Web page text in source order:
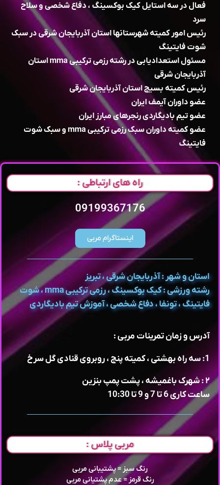
فعال در سه استایل کیک بوکسینگ ، دفاع شخصی و سلاح
سرد
رئیس امور کمیته شهرستانها استان آذربایجان شرقی در سبک
شوت فایتینگ
مسئول استعدادیابی در رشته رزمی ترکیبی mma استان
آذربایجان شرقی
رئیس کمیته بسیج استان آذربایجان شرقی
عضو داوران آیمف ایران
عضو تیم بادیگاردی رنجرهای مبارز ایران
عضو کمیته داوران سبک رزمی ترکیبی mma و سبک شوت
فایتینگ
راه های ارتباطی :
09199367176
اینستاگرام مربی
استان و شهر : آذربایجان شرقی ، تبریز
رشته ورزشی : کیک بوکسینگ ، رزمی ترکیبی mma ، شوت
فایتینگ ، تونفا ، دفاع شخصی ، آموزش تیم بادیگاردی
آدرس و زمان تمرینات مربی :
1: سه راه بهشتی ، کمیته پنج ، روبروی قنادی گل سرخ
۲ : شهرک باغمیشه ، پشت پمپ بنزین
ساعت کاری 6 تا 7 و 9 تا 10:30
مربی پلاس :
رنگ سبز = پشتیبانی مربی
رنگ قرمز = عدم پشتیانی مربی